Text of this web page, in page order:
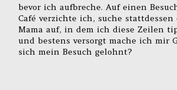
bevor ich aufbreche. Auf einen
Café verzichte ich, suche stattdessen
Mama auf, in dem ich diese Zeilen
und bestens versorgt mache ich mir
sich mein Besuch gelohnt?